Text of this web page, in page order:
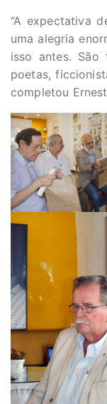
“A expectativa
uma alegria
isso antes. São
poetas,
completou